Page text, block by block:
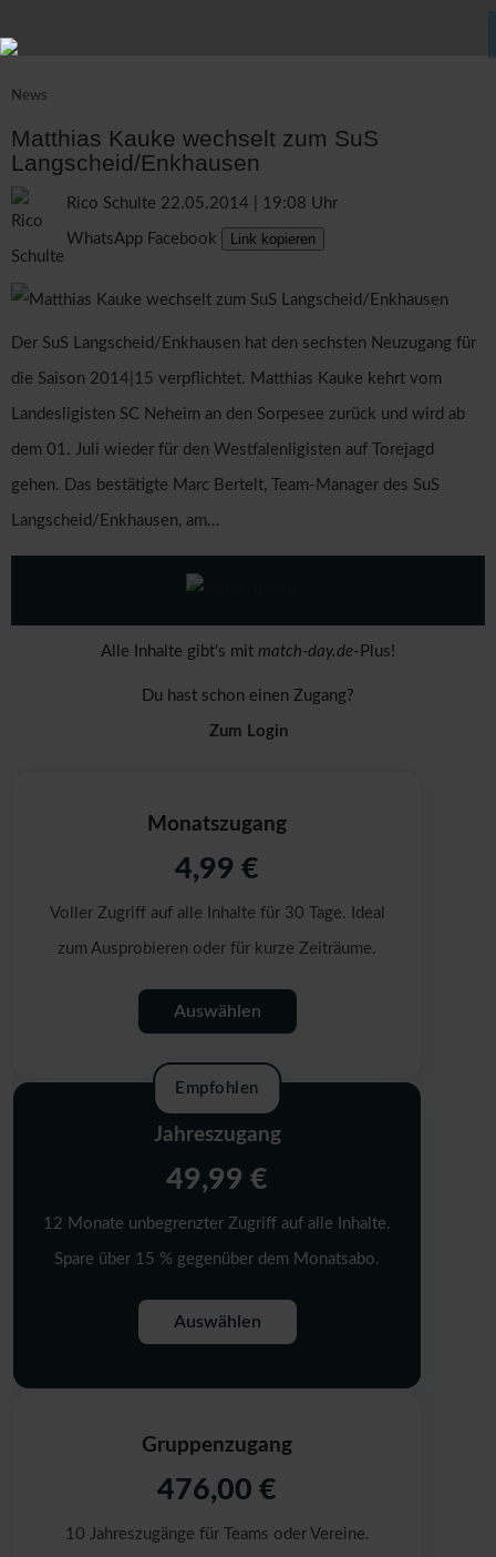
News
Matthias Kauke wechselt zum SuS
Langscheid/Enkhausen
Rico Schulte 22.05.2014 | 19:08 Uhr
WhatsApp Facebook Link kopieren
Der SuS Langscheid/Enkhausen hat den sechsten Neuzugang für
die Saison 2014|15 verpflichtet. Matthias Kauke kehrt vom
Landesligisten SC Neheim an den Sorpesee zurück und wird ab
dem 01. Juli wieder für den Westfalenligisten auf Torejagd
gehen. Das bestätigte Marc Bertelt, Team-Manager des SuS
Langscheid/Enkhausen, am…
Alle Inhalte gibt's mit match-day.de-Plus!
Du hast schon einen Zugang?
Zum Login
Monatszugang
4,99 €
Voller Zugriff auf alle Inhalte für 30 Tage. Ideal
zum Ausprobieren oder für kurze Zeiträume.
Auswählen
Empfohlen
Jahreszugang
49,99 €
12 Monate unbegrenzter Zugriff auf alle Inhalte.
Spare über 15 % gegenüber dem Monatsabo.
Auswählen
Gruppenzugang
476,00 €
10 Jahreszugänge für Teams oder Vereine.